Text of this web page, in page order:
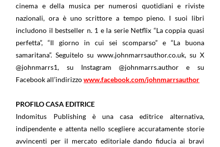
cinema e della musica per numerosi quotidiani e riviste
nazionali, ora è uno scrittore a tempo pieno. I suoi libri
includono il bestseller n. 1 e la serie Netflix “La coppia quasi
perfetta”, “Il giorno in cui sei scomparso” e “La buona
samaritana”. Seguitelo su www.johnmarrsauthor.co.uk, su X
@johnmarrs1, su Instagram @johnmarrs.author e su
Facebook all’indirizzowww.facebook.com/johnmarrsauthor
PROFILO CASA EDITRICE
Indomitus Publishing è una casa editrice alternativa,
indipendente e attenta nello scegliere accuratamente storie
avvincenti per il mercato editoriale dando fiducia ai bravi